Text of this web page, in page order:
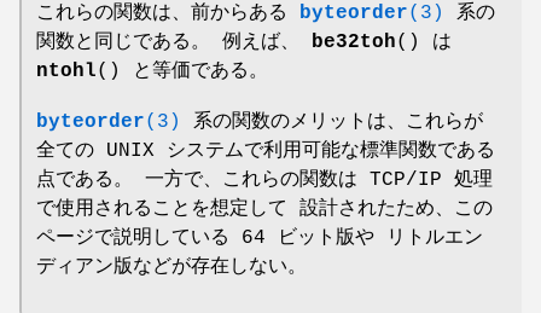
これらの関数は、前からある byteorder(3)
系の
関数と同じである。 例えば、 be32toh() は
ntohl() と等価である。
byteorder(3)
系の関数のメリットは、これらが
全ての UNIX システムで利用可能な標準関数である
点である。 一方で、これらの関数は TCP/IP 処理
で使用されることを想定して 設計されたため、この
ページで説明している 64 ビット版や リトルエン
ディアン版などが存在しない。